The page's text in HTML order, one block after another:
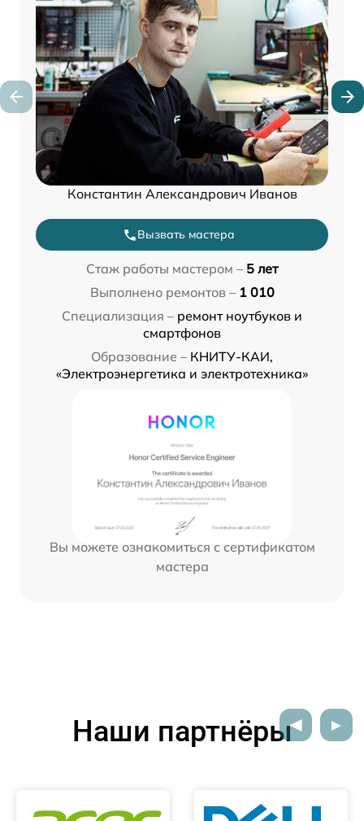
Константин Александрович Иванов
Вызвать мастера
Стаж работы мастером – 5 лет
Выполнено ремонтов – 1 010
Специализация – ремонт ноутбуков и
смартфонов
Образование – КНИТУ-КАИ,
«Электроэнергетика и электротехника»
Вы можете ознакомиться с сертификатом
мастера
Наши партнёры